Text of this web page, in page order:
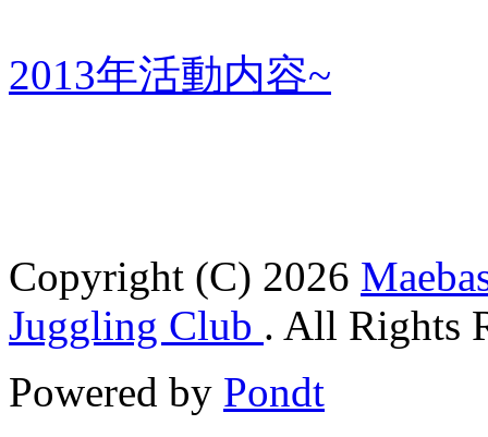
2013年活動内容~
Copyright (C) 2026
Juggling Club . All Rights
Powered by Pondt